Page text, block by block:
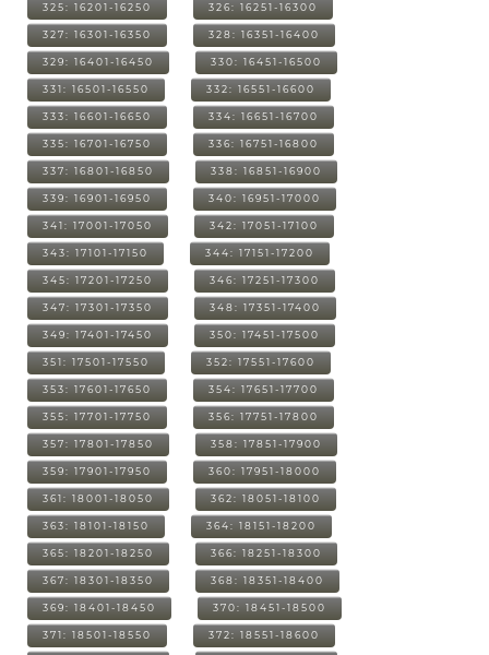
325: 16201-16250 326: 16251-16300
327: 16301-16350 328: 16351-16400
329: 16401-16450 330: 16451-16500
331: 16501-16550 332: 16551-16600
333: 16601-16650 334: 16651-16700
335: 16701-16750 336: 16751-16800
337: 16801-16850 338: 16851-16900
339: 16901-16950 340: 16951-17000
341: 17001-17050 342: 17051-17100
343: 17101-17150 344: 17151-17200
345: 17201-17250 346: 17251-17300
347: 17301-17350 348: 17351-17400
349: 17401-17450 350: 17451-17500
351: 17501-17550 352: 17551-17600
353: 17601-17650 354: 17651-17700
355: 17701-17750 356: 17751-17800
357: 17801-17850 358: 17851-17900
359: 17901-17950 360: 17951-18000
361: 18001-18050 362: 18051-18100
363: 18101-18150 364: 18151-18200
365: 18201-18250 366: 18251-18300
367: 18301-18350 368: 18351-18400
369: 18401-18450 370: 18451-18500
371: 18501-18550 372: 18551-18600